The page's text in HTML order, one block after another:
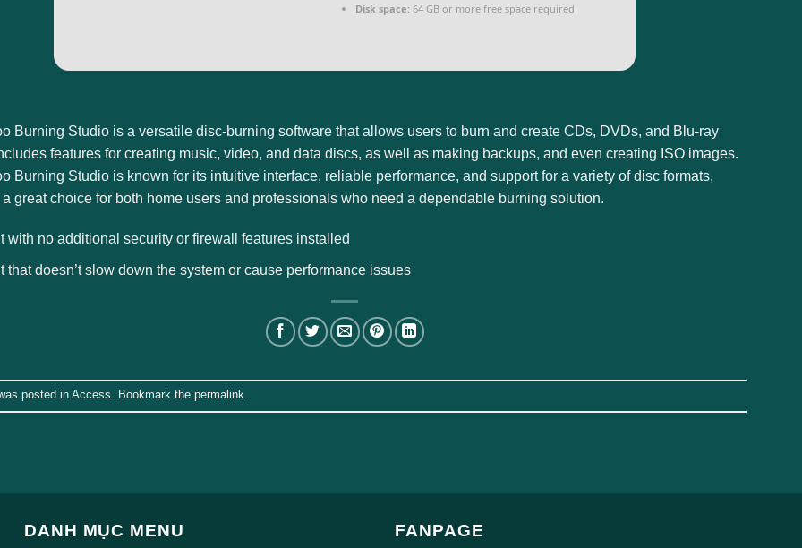
Disk space:64 GB or more free space required
Burning Studio is a versatile disc-burning software that allows users to burn and create CDs, DVDs, and Blu-ray
features for creating music, video, and data discs, as well as making backups, and even creating ISO images.
Burning Studio is known for its intuitive interface, reliable performance, and support for a variety of disc formats,
great choice for both home users and professionals who need a dependable burning solution.
with no additional security or firewall features installed
that doesn’t slow down the system or cause performance issues
posted in Access. Bookmark the permalink.
DANH MỤC MENU FANPAGE